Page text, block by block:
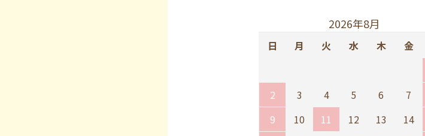
2026年8月
日 月 火 水 木 金
2
3 4 5 6 7
9
10 11 12 13 14